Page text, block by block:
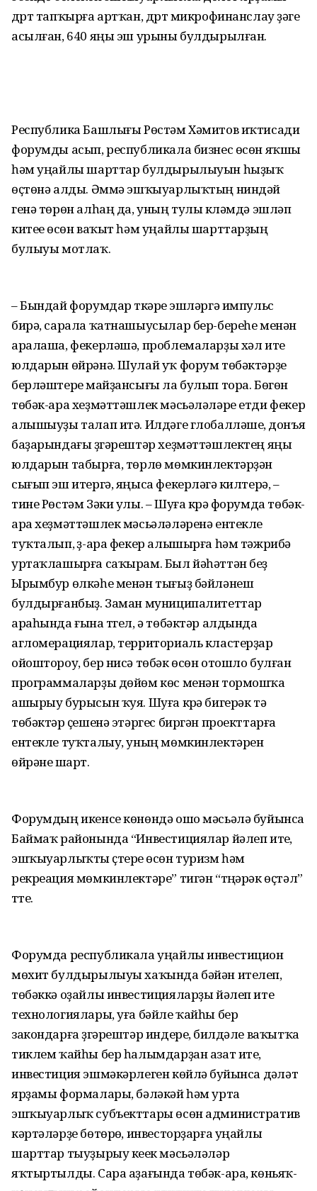
дүрт тапҡырға артҡан, дүрт микрофинанслау үҙәге
асылған, 640 яңы эш урыны булдырылған.
Республика Башлығы Рөстәм Хәмитов иҡтисади
форумды асып, республикала бизнес өсөн яҡшы
һәм уңайлы шарттар булдырылыуын һыҙыҡ
өҫтөнә алды. Әммә эшҡыуарлыҡтың ниндәй
генә төрөн алһаң да, уның тулы күләмдә эшләп
китеүе өсөн ваҡыт һәм уңайлы шарттарҙың
булыуы мотлаҡ.
– Бындай форумдар үткәреү эшләргә импульс
бирә, сарала ҡатнашыусылар бер-береһе менән
аралаша, фекерләшә, проблемаларҙы хәл итеү
юлдарын өйрәнә. Шулай уҡ форум төбәктәрҙе
берләштереү майҙансығы ла булып тора. Бөгөн
төбәк-ара хеҙмәттәшлек мәсьәләләре етди фекер
алышыуҙы талап итә. Илдәге глобалләшеү, донъя
баҙарындағы үҙгәрештәр хеҙмәттәшлектең яңы
юлдарын табырға, төрлө мөмкинлектәрҙән
сығып эш итергә, яңыса фекерләүгә килтерә, –
тине Рөстәм Зәки улы. – Шуға күрә форумда төбәк-
ара хеҙмәттәшлек мәсьәләләренә ентекле
туҡталып, үҙ-ара фекер алышырға һәм тәжрибә
уртаҡлашырға саҡырам. Был йәһәттән беҙ
Ырымбур өлкәһе менән тығыҙ бәйләнеш
булдырғанбыҙ. Заман муниципалитеттар
араһында ғына түгел, ә төбәктәр алдында
агломерациялар, территориаль кластерҙар
ойоштороу, бер нисә төбәк өсөн отошло булған
программаларҙы дөйөм көс менән тормошҡа
ашырыу бурысын ҡуя. Шуға күрә бигерәк тә
төбәктәр үҫешенә этәргес биргән проекттарға
ентекле туҡталыу, уның мөмкинлектәрен
өйрәнеү шарт.
Форумдың икенсе көнөндә ошо мәсьәлә буйынса
Баймаҡ районында “Инвестициялар йәлеп итеү,
эшҡыуарлыҡты үҫтереү өсөн туризм һәм
рекреация мөмкинлектәре” тигән “түңәрәк өҫтәл”
үтте.
Форумда республикала уңайлы инвестицион
мөхит булдырылыуы хаҡында бәйән ителеп,
төбәккә оҙайлы инвестицияларҙы йәлеп итеү
технологиялары, уға бәйле ҡайһы бер
закондарға үҙгәрештәр индереү, билдәле ваҡытҡа
тиклем ҡайһы бер һалымдарҙан азат итеү,
инвестиция эшмәкәрлеген көйләү буйынса дәүләт
ярҙамы формалары, бәләкәй һәм урта
эшҡыуарлыҡ субъекттары өсөн административ
кәртәләрҙе бөтөрөү, инвесторҙарға уңайлы
шарттар тыуҙырыу кеүек мәсьәләләр
яҡтыртылды. Сара аҙағында төбәк-ара, көньяҡ-